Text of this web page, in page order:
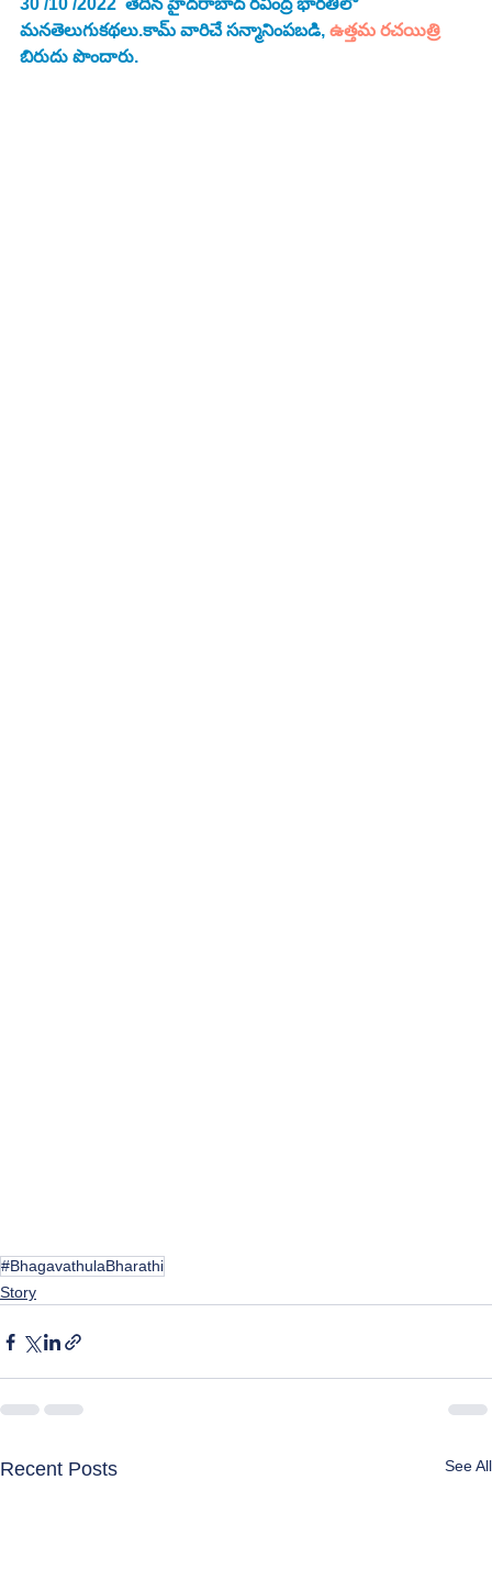
30 /10 /2022  తేదీన హైదరాబాద్ రవీంద్ర భారతిలో
మనతెలుగుకథలు.కామ్ వారిచే సన్మానింపబడి, ఉత్తమ రచయిత్రి
బిరుదు పొందారు.
#BhagavathulaBharathi
Story
Recent Posts See All